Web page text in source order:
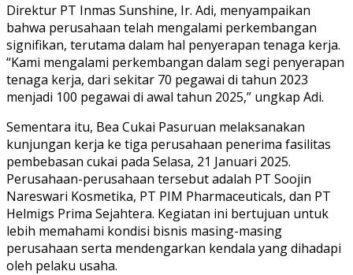
Direktur PT Inmas Sunshine, Ir. Adi, menyampaikan
bahwa perusahaan telah mengalami perkembangan
signifikan, terutama dalam hal penyerapan tenaga kerja.
“Kami mengalami perkembangan dalam segi penyerapan
tenaga kerja, dari sekitar 70 pegawai di tahun 2023
menjadi 100 pegawai di awal tahun 2025,” ungkap Adi.
Sementara itu, Bea Cukai Pasuruan melaksanakan
kunjungan kerja ke tiga perusahaan penerima fasilitas
pembebasan cukai pada Selasa, 21 Januari 2025.
Perusahaan-perusahaan tersebut adalah PT Soojin
Nareswari Kosmetika, PT PIM Pharmaceuticals, dan PT
Helmigs Prima Sejahtera. Kegiatan ini bertujuan untuk
lebih memahami kondisi bisnis masing-masing
perusahaan serta mendengarkan kendala yang dihadapi
oleh pelaku usaha.